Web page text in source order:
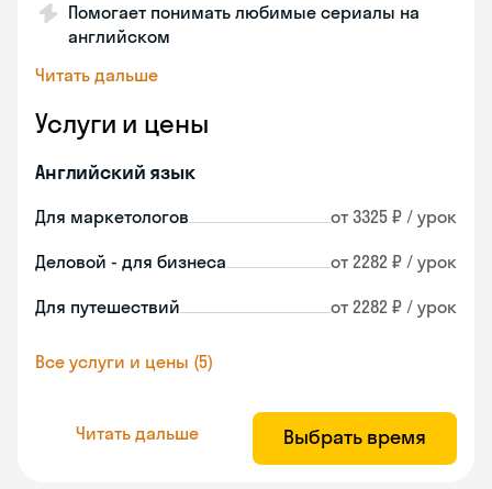
Помогает понимать любимые сериалы на
английском
Читать дальше
Услуги и цены
Английский язык
Для маркетологов от 3325 ₽ / урок
Деловой - для бизнеса от 2282 ₽ / урок
Для путешествий от 2282 ₽ / урок
Все услуги и цены (5)
Читать дальше Выбрать время